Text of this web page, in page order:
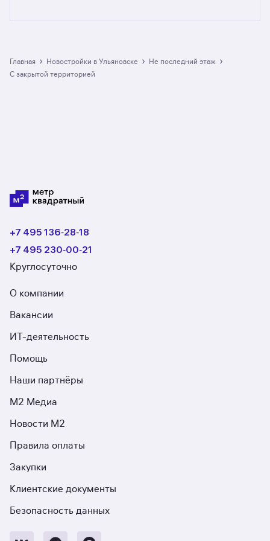
в Ульяновске: в разделе размещено 7 ЖК.
Гарантия сделки: вернём полную стоимость
Главная › Новостройки в Ульяновске › не последний этаж ›
с закрытой территорией
+7 495 136‑28‑18
+7 495 230‑00‑21
Круглосуточно
О компании
Вакансии
ИТ-деятельность
Помощь
Наши партнёры
М2 Медиа
Новости М2
Правила оплаты
Закупки
Клиентские документы
Безопасность данных